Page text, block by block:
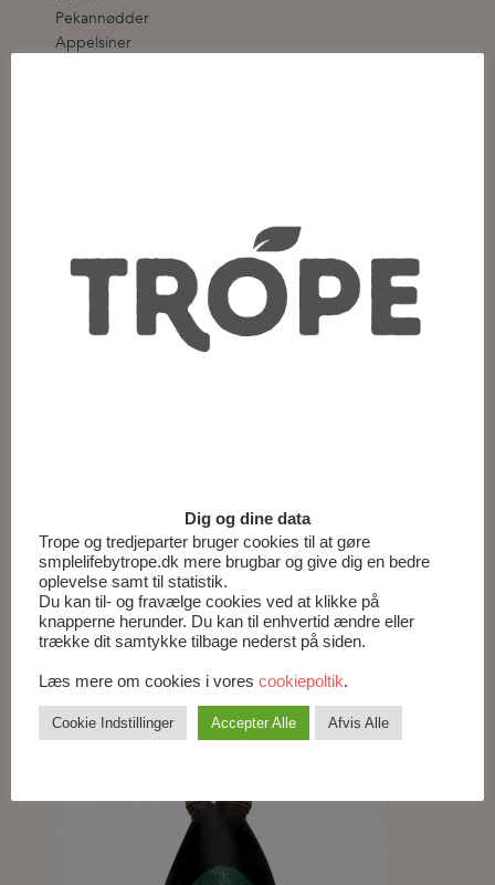
Pekannødder
Appelsiner
appelsinstykker og hakkede dadler.
Vend det hele sammen med en dressing af ½ spsk
daddelsirup, ½ spsk olivenolie og 1 spsk appelsinsaft.
Dig og dine data
Trope og tredjeparter bruger cookies til at gøre
smplelifebytrope.dk mere brugbar og give dig en bedre
oplevelse samt til statistik.
Du kan til- og fravælge cookies ved at klikke på
knapperne herunder. Du kan til enhvertid ændre eller
trække dit samtykke tilbage nederst på siden.
Læs mere om cookies i vores cookiepoltik.
Cookie Indstillinger Accepter Alle Afvis Alle